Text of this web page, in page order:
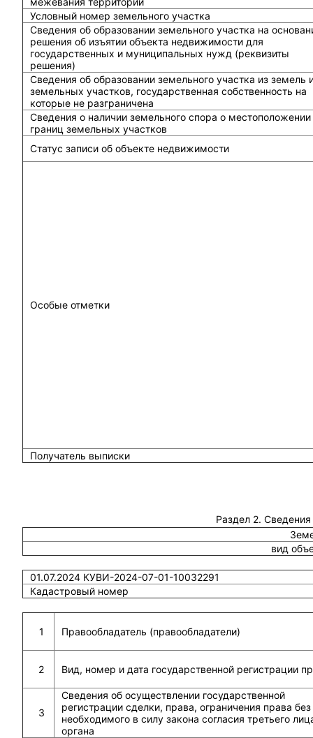
Условный номер земельного участка
Сведения об образовании земельного участка на
решения об изъятии объекта недвижимости для
государственных и муниципальных нужд (реквизиты
решения)
Сведения об образовании земельного участка из земель
земельных участков, государственная собственность на
которые не разграничена
Сведения о наличии земельного спора о местоположении
границ земельных участков
Статус записи об объекте недвижимости
Особые отметки
Получатель выписки
Раздел 2.
вид
01.07.2024 КУВИ-2024-07-01-10032291
Кадастровый номер
1 Правообладатель (правообладатели)
2 Вид, номер и дата государственной регистрации
3
Сведения об осуществлении государственной
регистрации сделки, права, ограничения права без
необходимого в силу закона согласия третьего
органа